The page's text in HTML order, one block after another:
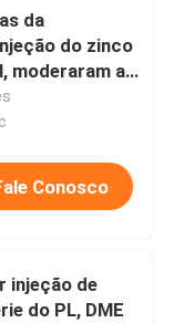
da
do zinco
moderaram a
AISI
Conosco
injeção de
do PL, DME